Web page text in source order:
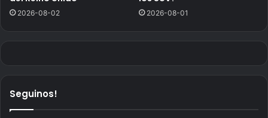
2026-08-02 2026-08-01
Seguinos!